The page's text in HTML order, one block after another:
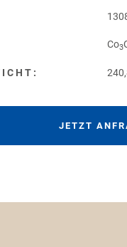
Co3
JETZT